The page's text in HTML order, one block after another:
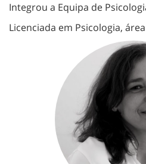
Integrou a Equipa de
Licenciada em Psicologia,